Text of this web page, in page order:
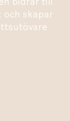
bidrar till
skapar